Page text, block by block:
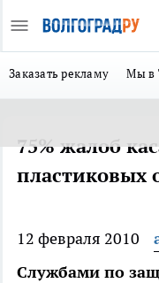
Заказать рекламу Мы в
75% жалоб
пластиковых
12 февраля 2010
Службами по